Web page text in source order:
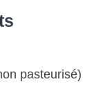
pasteurisé)